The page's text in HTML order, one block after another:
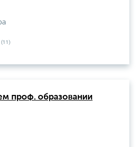
(11)
проф. образовании